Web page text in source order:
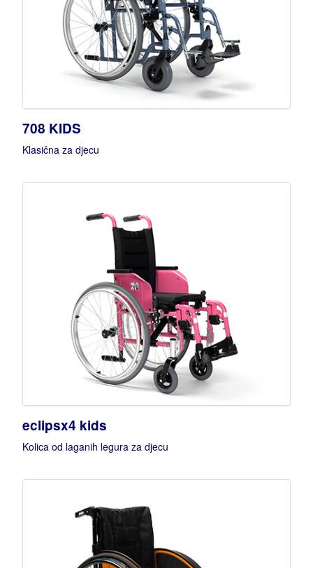
708 KIDS
Klasična za djecu
eclipsx4 kids
Kolica od laganih legura za djecu